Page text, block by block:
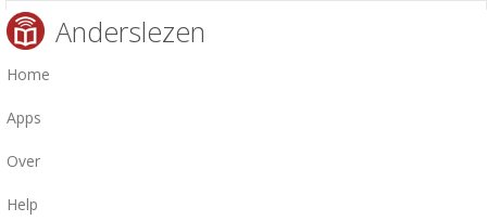
Anderslezen
Home
Apps
Over
Help